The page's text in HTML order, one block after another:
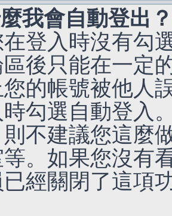
我會自動登出？
在登入時沒有勾
區後只能在一定
的帳號被他人
勾選自動登入
不建議您這麼
。如果您沒有
經關閉了這項